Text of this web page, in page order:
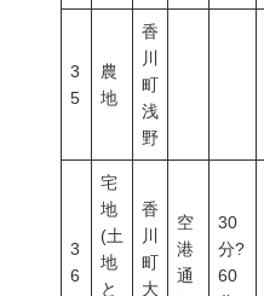
3
5
農
地
香
川
町
浅
野
3
6
宅
地
(土
地
と
香
川
町
大
空
港
通
30
分?
60